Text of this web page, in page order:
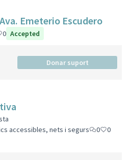
Emeterio Escudero
0 Accepted
Donar suport
accessibles, nets i segurs
0
0